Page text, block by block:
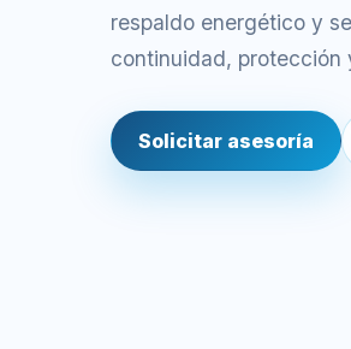
respaldo energético y
continuidad, protección
Solicitar asesoría